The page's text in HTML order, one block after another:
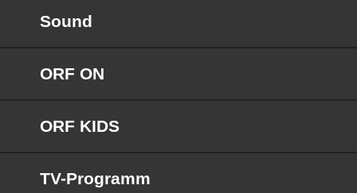
Sound
ORF ON
ORF KIDS
TV-Programm